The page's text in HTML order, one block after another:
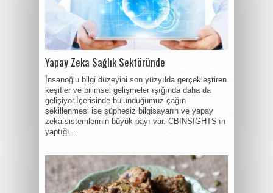
Yapay Zeka Sağlık Sektöründe
İnsanoğlu bilgi düzeyini son yüzyılda gerçekleştiren
keşifler ve bilimsel gelişmeler ışığında daha da
gelişiyor.İçerisinde bulunduğumuz çağın
şekillenmesi ise şüphesiz bilgisayarın ve yapay
zeka sistemlerinin büyük payı var. CBINSIGHTS’ın
yaptığı...